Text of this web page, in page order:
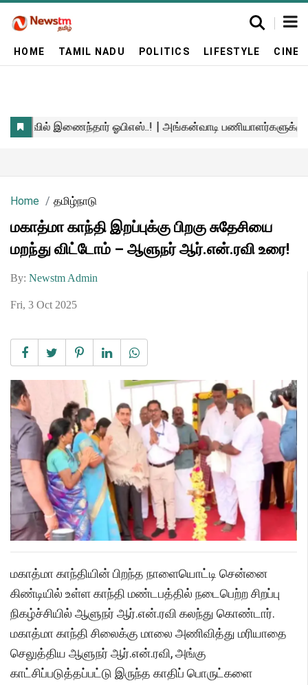
HOME TAMIL NADU POLITICS LIFESTYLE
Home தமிழ்நாடு
மகாத்மா காந்தி இறப்புக்கு பிறகு சுதேசியை
மறந்து விட்டோம் – ஆளுநர் ஆர்.என்.ரவி உரை!
By: Newstm Admin
Fri, 3 Oct 2025
மகாத்மா காந்தியின் பிறந்த நாளையொட்டி சென்னை
கிண்டியில் உள்ள காந்தி மண்டபத்தில் நடைபெற்ற சிறப்பு
நிகழ்ச்சியில் ஆளுநர் ஆர்.என்.ரவி கலந்து கொண்டார்.
மகாத்மா காந்தி சிலைக்கு மாலை அணிவித்து மரியாதை
செலுத்திய ஆளுநர் ஆர்.என்.ரவி, அங்கு
காட்சிப்படுத்தப்பட்டு இருந்த காதிப் பொருட்களை